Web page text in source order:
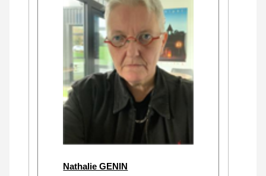
Nathalie GENIN